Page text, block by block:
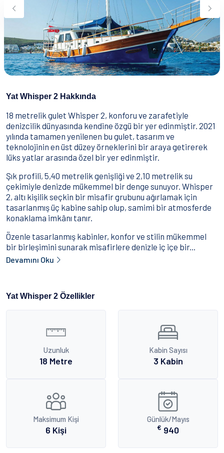
Yeme & İçme
Nasıl Rezervasyon Yapılır?
Şartlar & Koşullar
İletişim
Yat Whisper 2 Hakkında
18 metrelik gulet Whisper 2, konforu ve zarafetiyle
denizcilik dünyasında kendine özgü bir yer edinmiştir. 2021
yılında tamamen yenilenen bu gulet, tasarım ve
teknolojinin en üst düzey örneklerini bir araya getirerek
lüks yatlar arasında özel bir yer edinmiştir.
Şık profili, 5,40 metrelik genişliği ve 2,10 metrelik su
çekimiyle denizde mükemmel bir denge sunuyor. Whisper
2, altı kişilik seçkin bir misafir grubunu ağırlamak için
tasarlanmış üç kabine sahip olup, samimi bir atmosferde
konaklama imkânı tanır.
Özenle tasarlanmış kabinler, konfor ve stilin mükemmel
bir birleşimini sunarak misafirlere denizle iç içe bir...
Devamını Oku
Yat Whisper 2 Özellikler
Uzunluk
18 Metre
Kabin Sayısı
3 Kabin
Maksimum Kişi
6 Kişi
Günlük/Mayıs
€ 940